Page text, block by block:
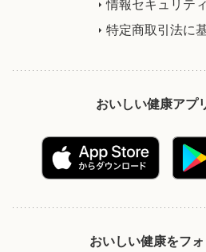
情報セキュリテ
特定商取引法に
おいしい健康アプ
おいしい健康をフ